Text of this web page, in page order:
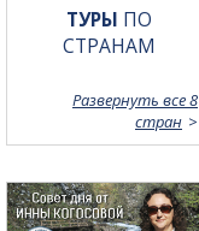
ТУРЫ ПО
СТРАНАМ
Развернуть все 8
стран